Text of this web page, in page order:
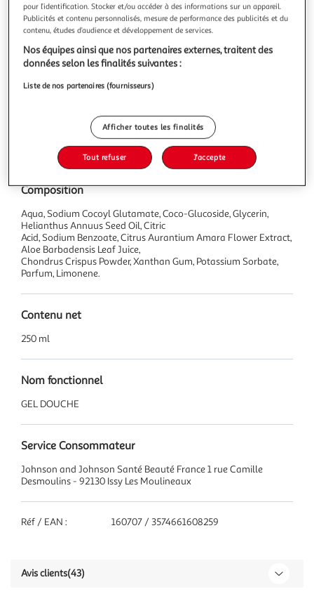
Afficher le prix
Caractéristiques
Composition
Aqua, Sodium Cocoyl Glutamate, Coco-Glucoside, Glycerin,
Helianthus Annuus Seed Oil, Citric
Acid, Sodium Benzoate, Citrus Aurantium Amara Flower Extract,
Aloe Barbadensis Leaf Juice,
Chondrus Crispus Powder, Xanthan Gum, Potassium Sorbate,
Parfum, Limonene.
Contenu net
250 ml
Nom fonctionnel
GEL DOUCHE
Service Consommateur
Johnson and Johnson Santé Beauté France 1 rue Camille
Desmoulins - 92130 Issy Les Moulineaux
Réf / EAN : 160707 / 3574661608259
Avis clients(43)
pour l’identification. Stocker et/ou accéder à des informations sur un appareil.
Publicités et contenu personnalisés, mesure de performance des publicités et du
contenu, études d’audience et développement de services.
Nos équipes ainsi que nos partenaires externes, traitent des
données selon les finalités suivantes :
Liste de nos partenaires (fournisseurs)
Afficher toutes les finalités
Tout refuser J'accepte